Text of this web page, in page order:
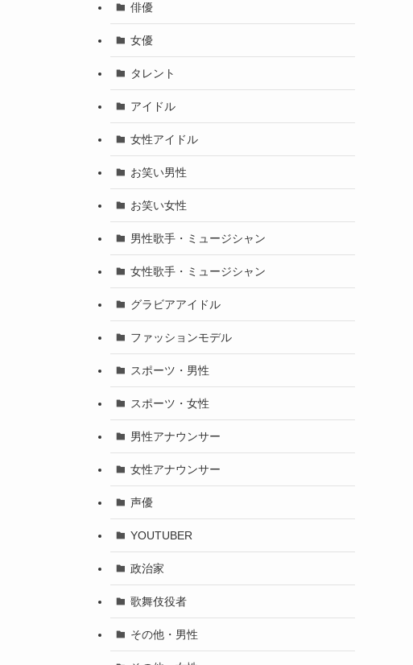
俳優
女優
タレント
アイドル
女性アイドル
お笑い男性
お笑い女性
男性歌手・ミュージシャン
女性歌手・ミュージシャン
グラビアアイドル
ファッションモデル
スポーツ・男性
スポーツ・女性
男性アナウンサー
女性アナウンサー
声優
YOUTUBER
政治家
歌舞伎役者
その他・男性